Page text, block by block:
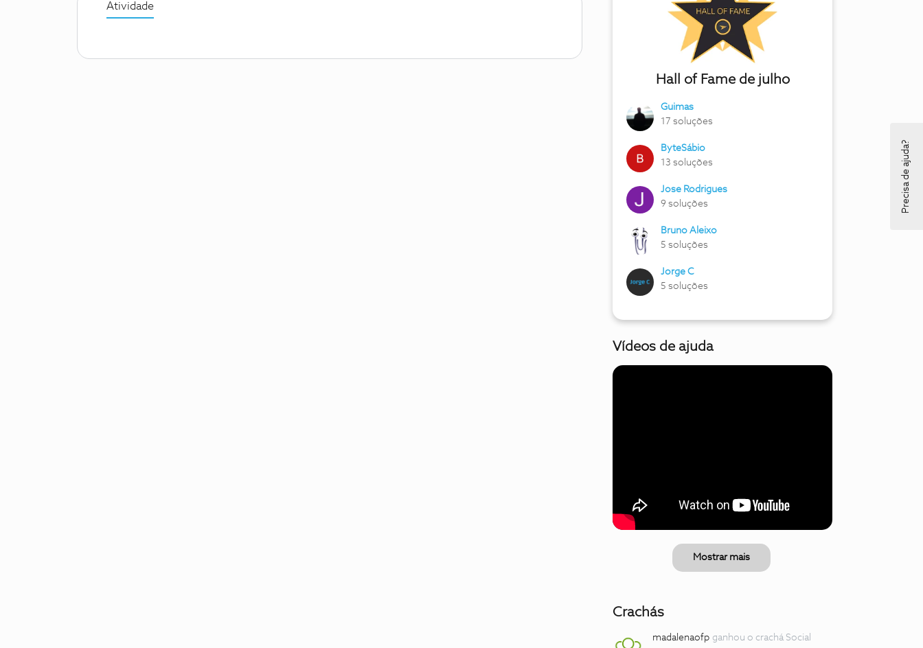
Atividade
Hall of Fame de julho
Guimas
17 soluções
ByteSábio
13 soluções
Jose Rodrigues
9 soluções
Bruno Aleixo
5 soluções
Jorge C
5 soluções
Vídeos de ajuda
Mostrar mais
Crachás
madalenaofp ganhou o crachá Social
Precisa de ajuda?